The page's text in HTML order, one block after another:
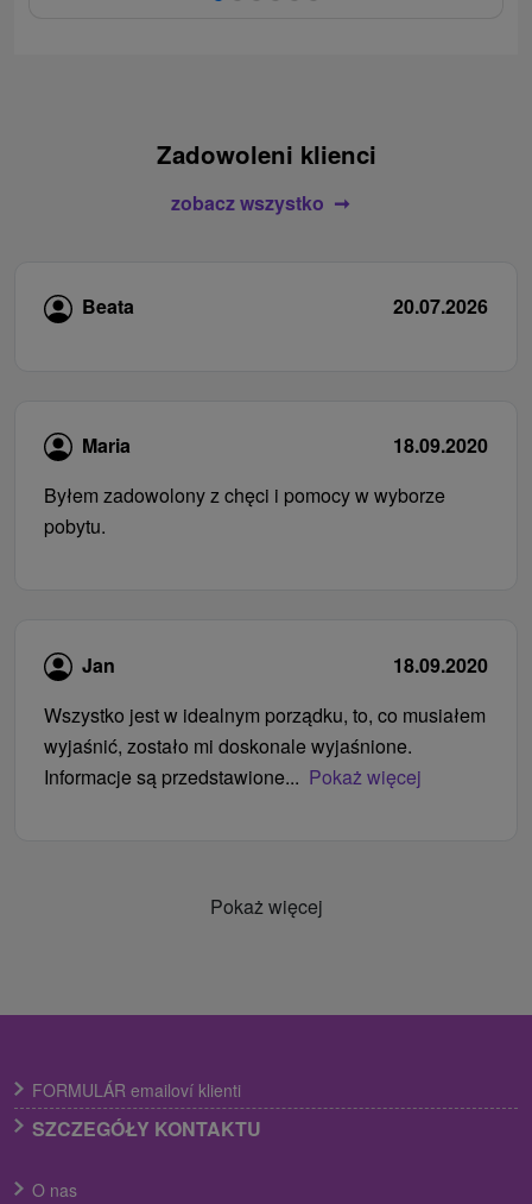
Zadowoleni klienci
zobacz wszystko
Beata 20.07.2026
Maria
18.09.2020
Byłem zadowolony z chęci i pomocy w wyborze
pobytu.
Jan
18.09.2020
Wszystko jest w idealnym porządku, to, co musiałem
wyjaśnić, zostało mi doskonale wyjaśnione.
Informacje są przedstawione... Pokaż więcej
Pokaż więcej
FORMULÁR emailoví klienti
SZCZEGÓŁY KONTAKTU
O nas